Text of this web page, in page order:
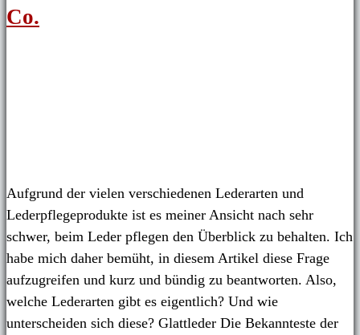
Co.
Aufgrund der vielen verschiedenen Lederarten und
Lederpflegeprodukte ist es meiner Ansicht nach sehr
schwer, beim Leder pflegen den Überblick zu behalten. Ich
habe mich daher bemüht, in diesem Artikel diese Frage
aufzugreifen und kurz und bündig zu beantworten. Also,
welche Lederarten gibt es eigentlich? Und wie
unterscheiden sich diese? Glattleder Die Bekannteste der